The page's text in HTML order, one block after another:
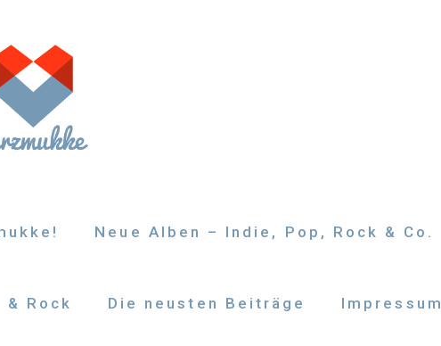
Neue Alben – Indie, Pop, Rock & Co.
Rock Die neusten Beiträge Impressum